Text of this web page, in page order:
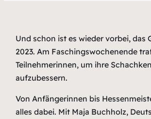
Und schon ist es wieder vorbei, das
2023. Am Faschingswochenende
Teilnehmerinnen, um ihre
aufzubessern.
Von Anfängerinnen bis
alles dabei. Mit Maja Buchholz,